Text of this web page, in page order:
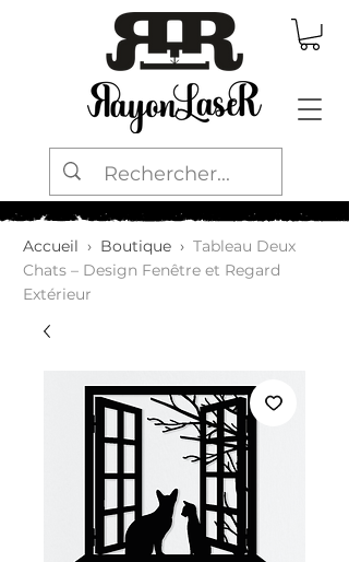
Accueil › Boutique › Tableau Deux
Chats – Design Fenêtre et Regard
Extérieur